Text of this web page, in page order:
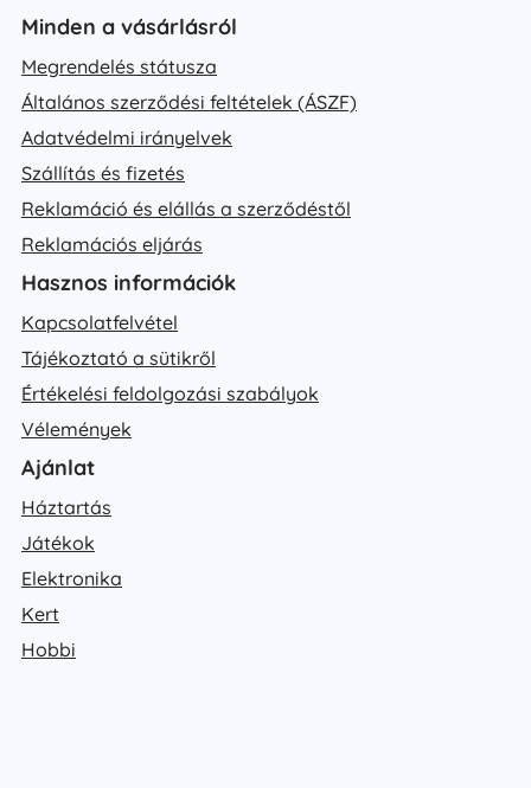
Minden a vásárlásról
Megrendelés státusza
Általános szerződési feltételek (ÁSZF)
Adatvédelmi irányelvek
Szállítás és fizetés
Reklamáció és elállás a szerződéstől
Reklamációs eljárás
Hasznos információk
Kapcsolatfelvétel
Tájékoztató a sütikről
Értékelési feldolgozási szabályok
Vélemények
Ajánlat
Háztartás
Játékok
Elektronika
Kert
Hobbi